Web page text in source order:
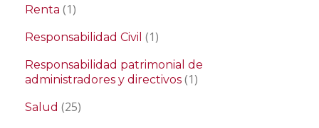
Renta (1)
Responsabilidad Civil (1)
Responsabilidad patrimonial de
administradores y directivos (1)
Salud (25)